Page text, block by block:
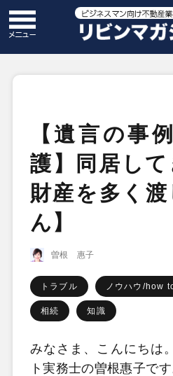
【遺言の事
護】同居し
財産を多く
ん】
曽根 惠子
トラブル ノウハウ/how
相続 知識
みなさま、こんにちは
ト実務士の曽根惠子です